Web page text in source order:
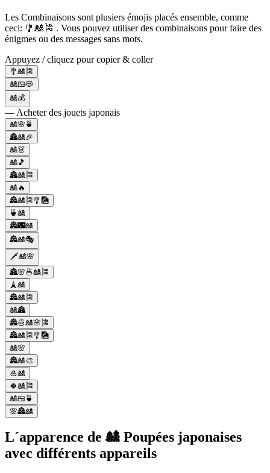
Les Combinaisons sont plusiers émojis placés ensemble, comme
ceci: 🎐🎎🎏 . Vous pouvez utiliser des combinaisons pour faire des
énigmes ou des messages sans mots.
Appuyez / cliquez pour copier & coller
🎐🎎🎏
🎎🍱😻
🎎💰
— Acheter des jouets japonais
🎎🌸🍵
🏯🎎🎉
🎎👗
🎎🎵
🏯🎎🎏
🎎🔥
🏯🎎🎏🎐🎑
🍵🎎
🏯🌃🎎
🏯🎎🎭
🗡️🎎🌸
🏯🌸🍜🎎🎏
🗼🎎
🏯🎎🎏
🎎🏯
🏯🍜🎎🌸🎏
🏯🎎🎏🎐🎑
🎎🌸
🏯🎎🎨
🎍🎎
🍀🎎🎏
🎎🍱🍵
🌸🏯🎎
L´apparence de 🎎 Poupées japonaises
avec différents appareils